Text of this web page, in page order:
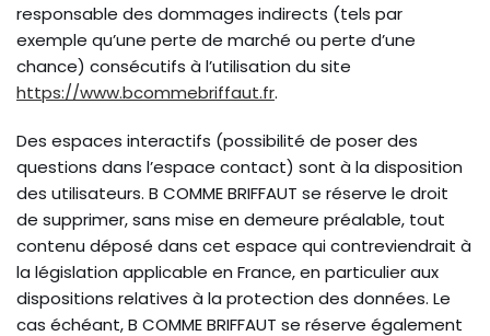
responsable des dommages indirects (tels par
exemple qu’une perte de marché ou perte d’une
chance) consécutifs à l’utilisation du site
https://www.bcommebriffaut.fr.
Des espaces interactifs (possibilité de poser des
questions dans l’espace contact) sont à la disposition
des utilisateurs. B COMME BRIFFAUT se réserve le droit
de supprimer, sans mise en demeure préalable, tout
contenu déposé dans cet espace qui contreviendrait à
la législation applicable en France, en particulier aux
dispositions relatives à la protection des données. Le
cas échéant, B COMME BRIFFAUT se réserve également